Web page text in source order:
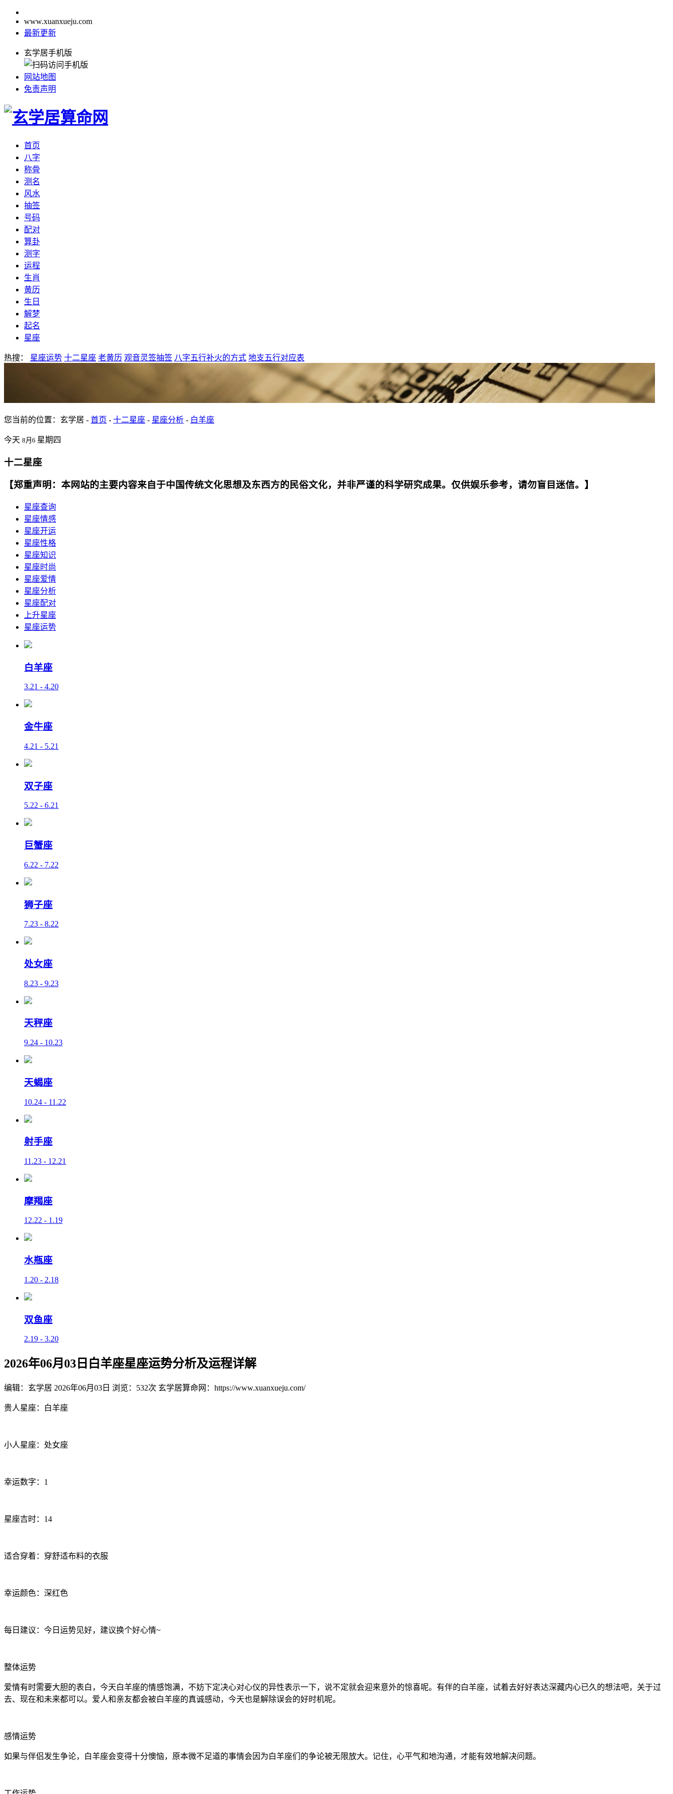
www.xuanxueju.com
最新更新
玄学居手机版
网站地图
免责声明
首页
八字
称骨
测名
风水
抽签
号码
配对
算卦
测字
运程
生肖
黄历
生日
解梦
起名
星座
热搜： 星座运势 十二星座 老黄历 观音灵签抽签 八字五行补火的方式 地支五行对应表
您当前的位置：玄学居 - 首页 - 十二星座 - 星座分析 - 白羊座
今天 8月6 星期四
十二星座
【郑重声明：本网站的主要内容来自于中国传统文化思想及东西方的民俗文化，并非严谨的科学研究成果。仅供娱乐参考，请勿盲目迷信。】
星座查询
星座情感
星座开运
星座性格
星座知识
星座时尚
星座爱情
星座分析
星座配对
上升星座
星座运势
白羊座
3.21 - 4.20
金牛座
4.21 - 5.21
双子座
5.22 - 6.21
巨蟹座
6.22 - 7.22
狮子座
7.23 - 8.22
处女座
8.23 - 9.23
天秤座
9.24 - 10.23
天蝎座
10.24 - 11.22
射手座
11.23 - 12.21
摩羯座
12.22 - 1.19
水瓶座
1.20 - 2.18
双鱼座
2.19 - 3.20
2026年06月03日白羊座星座运势分析及运程详解
编辑：玄学居 2026年06月03日 浏览：532次 玄学居算命网：https://www.xuanxueju.com/
贵人星座：白羊座
小人星座：处女座
幸运数字：1
星座吉时：14
适合穿着：穿舒适布料的衣服
幸运颜色：深红色
每日建议：今日运势见好，建议换个好心情~
整体运势
爱情有时需要大胆的表白，今天白羊座的情感饱满，不妨下定决心对心仪的异性表示一下，说不定就会迎来意外的惊喜呢。有伴的白羊座，试着去好好表达深藏内心已久的想法吧，关于过
去、现在和未来都可以。爱人和亲友都会被白羊座的真诚感动，今天也是解除误会的好时机呢。
感情运势
如果与伴侣发生争论，白羊座会变得十分懊恼，原本微不足道的事情会因为白羊座们的争论被无限放大。记住，心平气和地沟通，才能有效地解决问题。